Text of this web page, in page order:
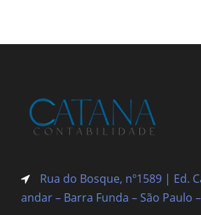
Rua do Bosque, nº1589 | Ed.
andar – Barra Funda – São Paulo